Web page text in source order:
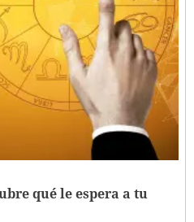
qué le espera a tu